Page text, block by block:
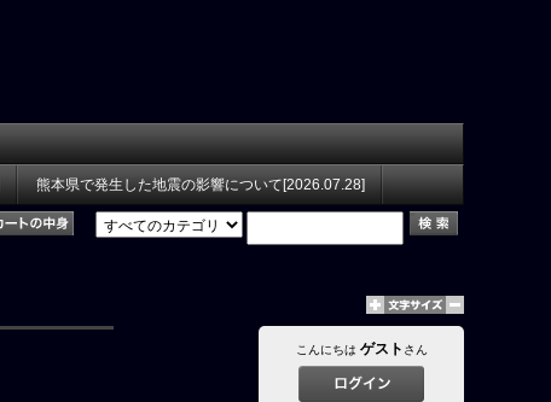
熊本県で発生した地震の影響について[2026.07.28]
こんにちは ゲスト さん